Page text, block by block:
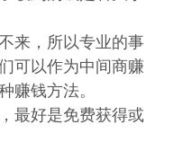
来，所以专业的事
可以作为中间商赚
赚钱方法。
最好是免费获得或